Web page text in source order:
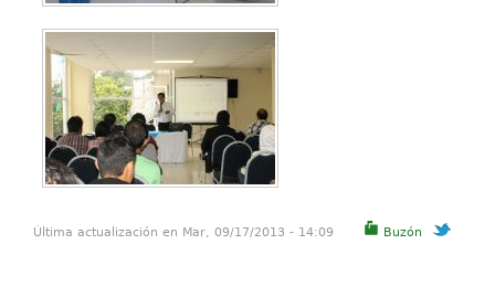
Buzón
Última actualización en Mar, 09/17/2013 - 14:09